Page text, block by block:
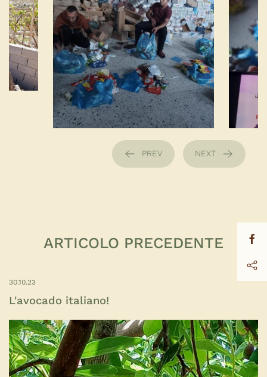
PREV NEXT
ARTICOLO PRECEDENTE
30.10.23
L'avocado italiano!